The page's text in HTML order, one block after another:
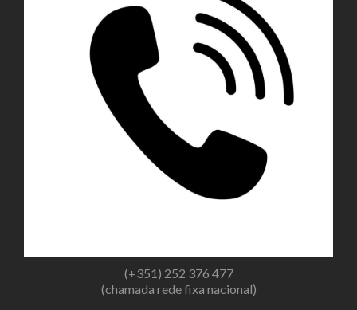
(+351) 252 376 477
(chamada rede fixa nacional)